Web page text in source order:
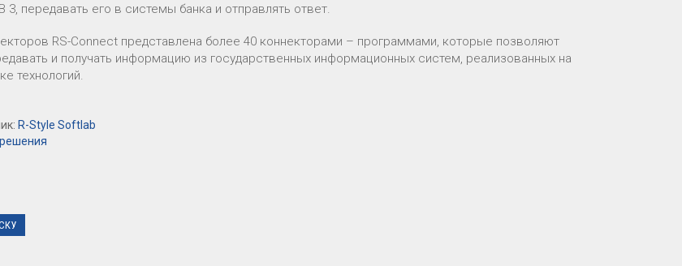
передавать его в системы банка и отправлять ответ.
RS-Connect представлена более 40 коннекторами – программами, которые позволяют
и получать информацию из государственных информационных систем, реализованных на
технологий.
R-Style Softlab